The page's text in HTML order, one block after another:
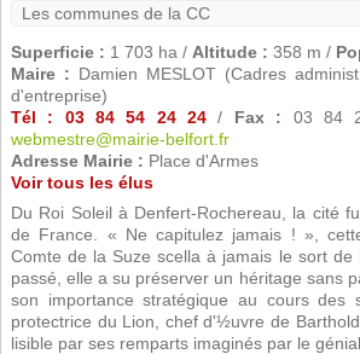
Superficie : 1 703 ha / Altitude : 358 m /
Maire : Damien MESLOT (Cadres
d'entreprise)
Tél : 03 84 54 24 24 / Fax : 03 84
webmestre@mairie-belfort.fr
Adresse Mairie : Place d'Armes
Voir tous les élus
Du Roi Soleil à Denfert-Rochereau, la cité
de France. « Ne capitulez jamais ! »,
Comte de la Suze scella à jamais le sort de
passé, elle a su préserver un héritage sans
son importance stratégique au cours des
protectrice du Lion, chef d'½uvre de
lisible par ses remparts imaginés par le